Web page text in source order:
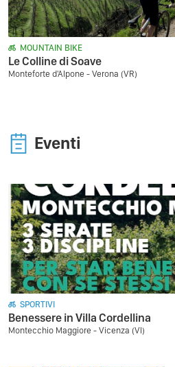
MOUNTAIN BIKE
Le Colline di Soave
Monteforte d'Alpone - Verona (VR)
Eventi
SPORTIVI
Benessere in Villa Cordellina
Montecchio Maggiore - Vicenza (VI)